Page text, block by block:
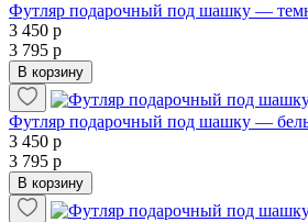
Футляр подарочный под шашку —
3 450 р
3 795 р
В корзину
Футляр подарочный под шашку —
3 450 р
3 795 р
В корзину